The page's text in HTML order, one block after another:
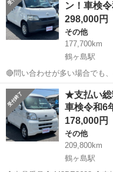
ン！車検
298,000円
その他
177,700km
鶴ヶ島駅
🔴問い合わせが多い場合でも
しておりますので、気にせずお
番号◆ T3G0609 ◆支払い総額◆ 29.8万円 上記の金額は、消費
サイクル券等...
埼玉 川越市 鶴ヶ島駅
★支払い総
車検令和6
178,000円
その他
209,800km
鶴ヶ島駅